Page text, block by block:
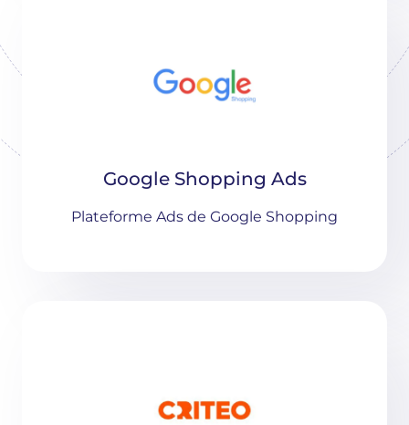
Google Shopping Ads
Plateforme Ads de Google Shopping